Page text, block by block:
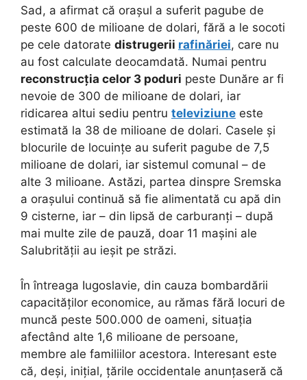
Sad, a afirmat că orașul a suferit pagube de
peste 600 de milioane de dolari, fără a le socoti
pe cele datorate distrugerii rafinăriei, care nu
au fost calculate deocamdată. Numai pentru
reconstrucția celor 3 poduri peste Dunăre ar fi
nevoie de 300 de milioane de dolari, iar
ridicarea altui sediu pentru televiziune este
estimată la 38 de milioane de dolari. Casele și
blocurile de locuințe au suferit pagube de 7,5
milioane de dolari, iar sistemul comunal – de
alte 3 milioane. Astăzi, partea dinspre Sremska
a orașului continuă să fie alimentată cu apă din
9 cisterne, iar – din lipsă de carburanți – după
mai multe zile de pauză, doar 11 mașini ale
Salubrității au ieșit pe străzi.
În întreaga Iugoslavie, din cauza bombardării
capacităților economice, au rămas fără locuri de
muncă peste 500.000 de oameni, situația
afectând alte 1,6 milioane de persoane,
membre ale familiilor acestora. Interesant este
că, deși, inițial, țările occidentale anunțaseră că